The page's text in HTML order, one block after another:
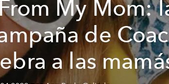
My Mom:
de
a las